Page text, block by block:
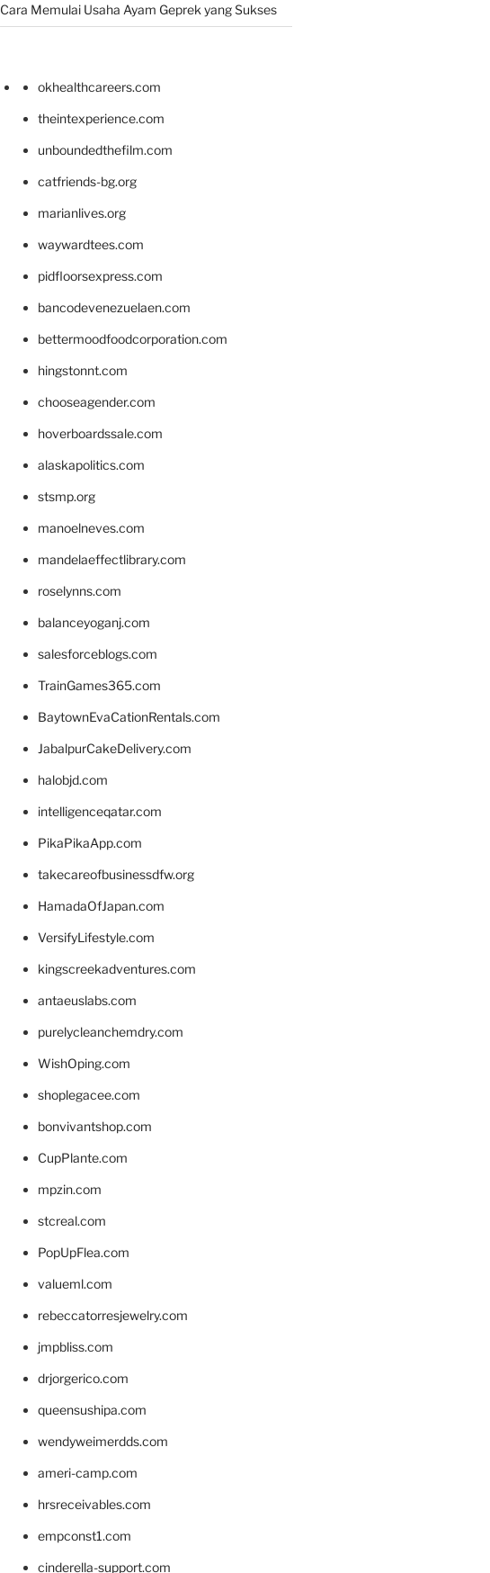
Cara Memulai Usaha Ayam Geprek yang Sukses
okhealthcareers.com
theintexperience.com
unboundedthefilm.com
catfriends-bg.org
marianlives.org
waywardtees.com
pidfloorsexpress.com
bancodevenezuelaen.com
bettermoodfoodcorporation.com
hingstonnt.com
chooseagender.com
hoverboardssale.com
alaskapolitics.com
stsmp.org
manoelneves.com
mandelaeffectlibrary.com
roselynns.com
balanceyoganj.com
salesforceblogs.com
TrainGames365.com
BaytownEvaCationRentals.com
JabalpurCakeDelivery.com
halobjd.com
intelligenceqatar.com
PikaPikaApp.com
takecareofbusinessdfw.org
HamadaOfJapan.com
VersifyLifestyle.com
kingscreekadventures.com
antaeuslabs.com
purelycleanchemdry.com
WishOping.com
shoplegacee.com
bonvivantshop.com
CupPlante.com
mpzin.com
stcreal.com
PopUpFlea.com
valueml.com
rebeccatorresjewelry.com
jmpbliss.com
drjorgerico.com
queensushipa.com
wendyweimerdds.com
ameri-camp.com
hrsreceivables.com
empconst1.com
cinderella-support.com